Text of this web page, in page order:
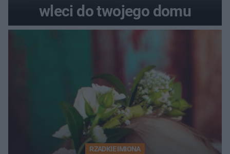
wleci do twojego domu
RZADKIE IMIONA